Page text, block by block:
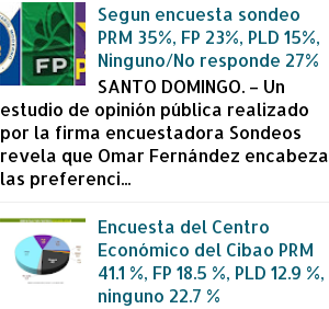
Segun encuesta sondeo
PRM 35%, FP 23%, PLD 15%,
Ninguno/No responde 27%
SANTO DOMINGO. – Un
estudio de opinión pública realizado
por la firma encuestadora Sondeos
revela que Omar Fernández encabeza
las preferenci...
Encuesta del Centro
Económico del Cibao PRM
41.1 %, FP 18.5 %, PLD 12.9 %,
ninguno 22.7 %